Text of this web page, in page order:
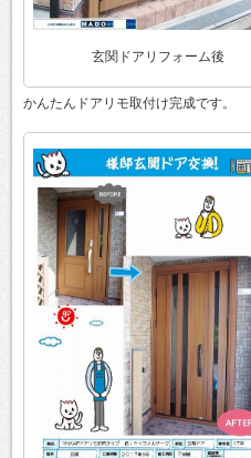
玄関ドアリフォーム後
かんたんドアリモ取付け完成です。